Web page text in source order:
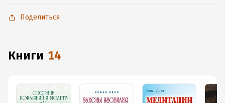
не расставаться с любимыми произведениями даже без
Поделиться
книги 14